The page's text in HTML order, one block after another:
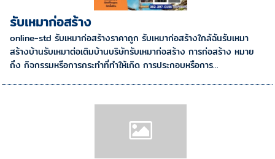
รับเหมาก่อสร้าง
online-std รับเหมาก่อสร้างราคาถูก รับเหมาก่อสร้างใกล้ฉันรับเหมา
สร้างบ้านรับเหมาต่อเติมบ้านบริษัทรับเหมาก่อสร้าง การก่อสร้าง หมาย
ถึง กิจกรรมหรือการกระทำที่ทำให้เกิด การประกอบหรือการ...